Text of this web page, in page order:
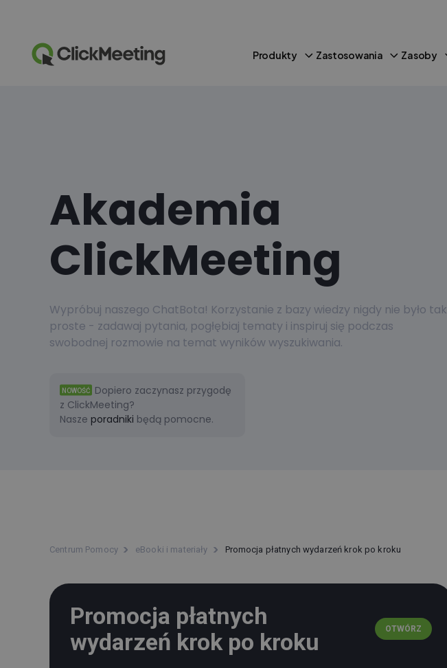
Produkty Zastosowania Zasoby
Akademia
ClickMeeting
Wypróbuj naszego ChatBota! Korzystanie z bazy wiedzy nigdy nie było tak
proste - zadawaj pytania, pogłębiaj tematy i inspiruj się podczas
swobodnej rozmowie na temat wyników wyszukiwania.
NOWOŚĆ
Dopiero zaczynasz przygodę
z ClickMeeting?
Nasze poradniki będą pomocne.
Centrum Pomocy eBooki i materiały Promocja płatnych wydarzeń krok po kroku
Promocja płatnych
wydarzeń krok po kroku
OTWÓRZ